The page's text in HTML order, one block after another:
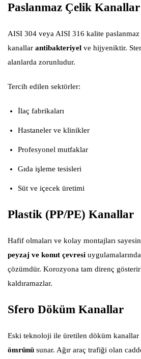
Paslanmaz Çelik Kanallar
AISI 304 veya AISI 316 kalite
kanallar antibakteriyel ve hijyeniktir.
alanlarda zorunludur.
Tercih edilen sektörler:
İlaç fabrikaları
Hastaneler ve klinikler
Profesyonel mutfaklar
Gıda işleme tesisleri
Süt ve içecek üretimi
Plastik (PP/PE) Kanallar
Hafif olmaları ve kolay montajları
peyzaj ve konut çevresi
çözümdür. Korozyona tam direnç
kaldıramazlar.
Sfero Döküm Kanallar
Eski teknoloji ile üretilen döküm kanallar
ömrünü sunar. Ağır araç trafiği olan